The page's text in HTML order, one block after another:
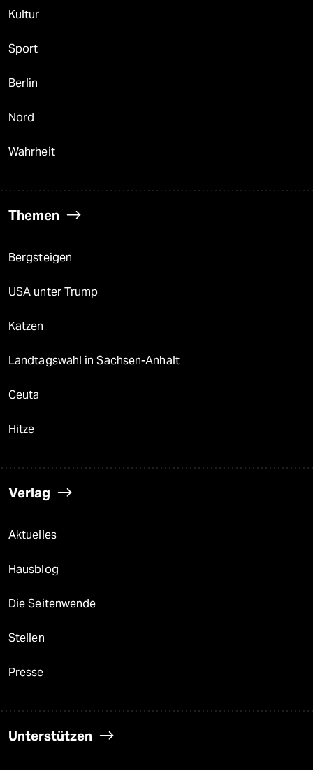
Kultur
Sport
Berlin
Nord
Wahrheit
Themen
Bergsteigen
USA unter Trump
Katzen
Landtagswahl in Sachsen-Anhalt
Ceuta
Hitze
Verlag
Aktuelles
Hausblog
Die Seitenwende
Stellen
Presse
Unterstützen